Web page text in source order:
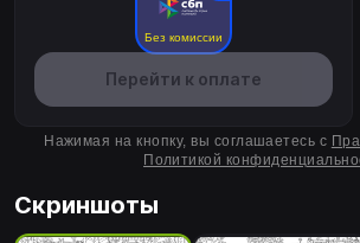
Без комиссии
Перейти к оплате
Нажимая на кнопку, вы соглашаетесь с
Политикой
Скриншоты